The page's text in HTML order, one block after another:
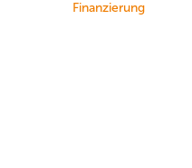
Finanzierung